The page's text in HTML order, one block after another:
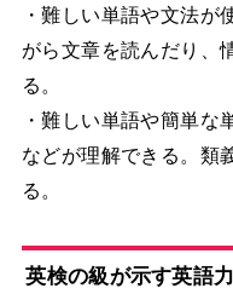
・難しい単語や文法が
がら文章を読んだり、
る。
・難しい単語や簡単な
などが理解できる。類
る。
英検の級が示す英語力